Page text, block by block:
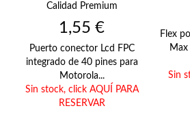
Calidad Premium
Precio
1,55 €
Puerto conector Lcd FPC
integrado de 40 pines para
Motorola...
Sin stock, click AQUÍ PARA
RESERVAR
Flex
Sin